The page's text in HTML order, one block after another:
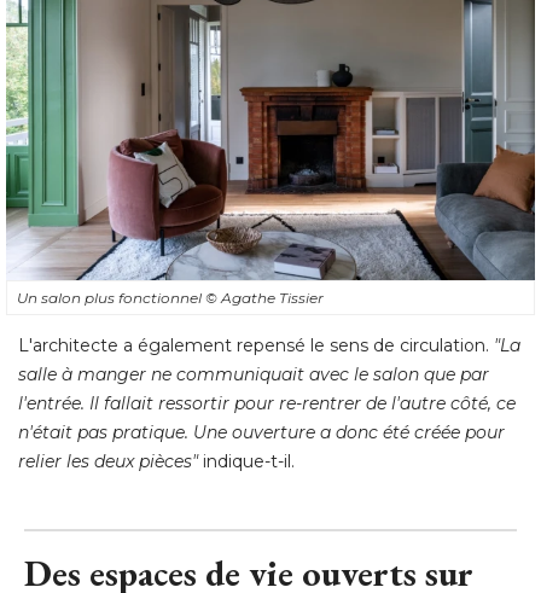
Un salon plus fonctionnel © Agathe Tissier
L'architecte a également repensé le sens de circulation. "La
salle à manger ne communiquait avec le salon que par
l'entrée. Il fallait ressortir pour re-rentrer de l'autre côté, ce
n'était pas pratique. Une ouverture a donc été créée pour
relier les deux pièces" indique-t-il.
Des espaces de vie ouverts sur